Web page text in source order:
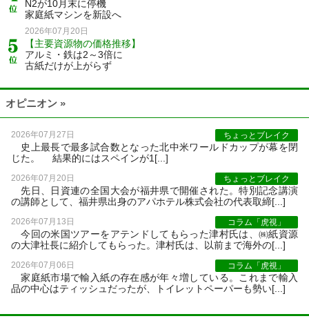
N2が10月末に停機
家庭紙マシンを新設へ
2026年07月20日
【主要資源物の価格推移】
アルミ・鉄は2～3倍に
古紙だけが上がらず
オピニオン »
2026年07月27日 ちょっとブレイク
史上最長で最多試合数となった北中米ワールドカップが幕を閉
じた。 結果的にはスペインが1[...]
2026年07月20日 ちょっとブレイク
先日、日資連の全国大会が福井県で開催された。特別記念講演
の講師として、福井県出身のアパホテル株式会社の代表取締[...]
2026年07月13日 コラム「虎視」
今回の米国ツアーをアテンドしてもらった津村氏は、㈱紙資源
の大津社長に紹介してもらった。津村氏は、以前まで海外の[...]
2026年07月06日 コラム「虎視」
家庭紙市場で輸入紙の存在感が年々増している。これまで輸入
品の中心はティッシュだったが、トイレットペーパーも勢い[...]